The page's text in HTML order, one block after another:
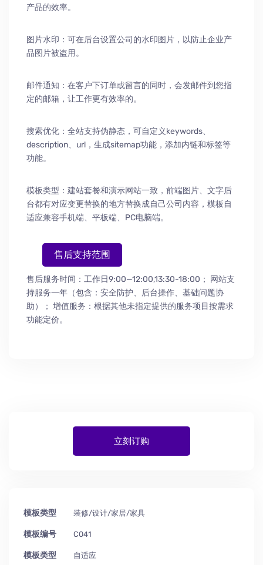
产品的效率。
图片水印：可在后台设置公司的水印图片，以防止企业产
品图片被盗用。
邮件通知：在客户下订单或留言的同时，会发邮件到您指
定的邮箱，让工作更有效率的。
搜索优化：全站支持伪静态，可自定义keywords、
description、url，生成sitemap功能，添加内链和标签等
功能。
模板类型：建站套餐和演示网站一致，前端图片、文字后
台都有对应变更替换的地方替换成自己公司内容，模板自
适应兼容手机端、平板端、PC电脑端。
售后支持范围
售后服务时间：工作日9:00—12:00,13:30-18:00；
网站支
持服务一年（包含：安全防护、 后台操作、 基础问题协
助）
； 增值服务：根据其他未指定提供的服务项目按需求
功能定价。
立刻订购
模板类型 装修/设计/家居/家具
模板编号 C041
模板类型 自适应